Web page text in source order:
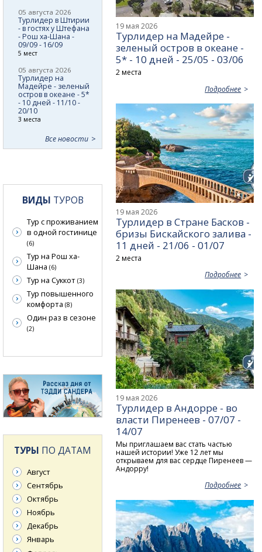
19 мая 2026
Турлидер на Мадейре -
зеленый остров в океане -
5* - 10 дней - 25/05 - 03/06
2 места
Подробнее
19 мая 2026
Турлидер в Стране Басков -
бризы Бискайского залива -
11 дней - 21/06 - 01/07
2 места
Подробнее
19 мая 2026
Турлидер в Андорре - во
власти Пиренеев - 07/07 -
14/07
Мы приглашаем вас стать частью
нашей истории! Уже 12 лет мы
открываем для вас сердце Пиренеев —
Андорру!
Подробнее
05 августа 2026
Турлидер в Штирии
- в гостях у Штефана
- Рош ха-Шана -
09/09 - 16/09
5 мест
05 августа 2026
Турлидер на
Мадейре - зеленый
остров в океане - 5*
- 10 дней - 11/10 -
20/10
3 места
Все новости
ВИДЫ ТУРОВ
Тур с проживанием
в одной гостинице
(6)
Тур на Рош ха-
Шана (6)
Тур на Суккот (3)
Тур повышенного
комфорта (8)
Один раз в сезоне
(2)
ТУРЫ ПО ДАТАМ
Август
Сентябрь
Октябрь
Ноябрь
Декабрь
Январь